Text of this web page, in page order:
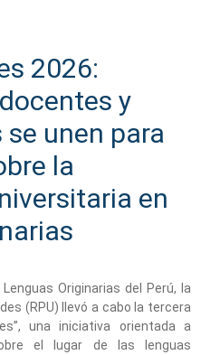
2026:
y
unen para
la
en
Originarias del Perú, la
(RPU) llevó a cabo la tercera
una iniciativa orientada a
el lugar de las lenguas